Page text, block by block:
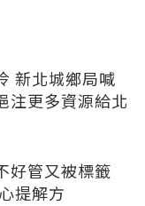
新北城鄉局喊
注更多資源給北
好管又被標籤
提解方